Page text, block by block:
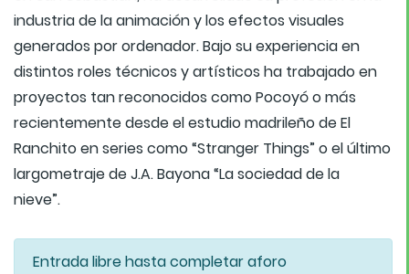
industria de la animación y los efectos visuales
generados por ordenador. Bajo su experiencia en
distintos roles técnicos y artísticos ha trabajado en
proyectos tan reconocidos como Pocoyó o más
recientemente desde el estudio madrileño de El
Ranchito en series como “Stranger Things” o el último
largometraje de J.A. Bayona “La sociedad de la
nieve”.
Entrada libre hasta completar aforo